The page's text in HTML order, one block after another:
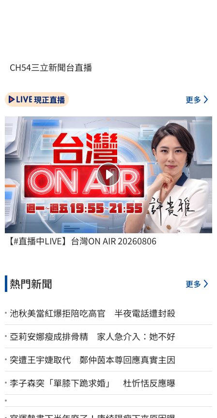
CH54三立新聞台直播
現正直播 更多
【#直播中LIVE】台灣ON AIR 20260806
熱門新聞 更多
池秋美當紅爆拒陪吃高官 半夜電話遭封殺
亞莉安娜瘦成排骨精 家人急介入：她不好
突遭王宇婕取代 鄭仲茵本尊回應真實主因
李子森突「單膝下跪求婚」 杜忻恬反應曝